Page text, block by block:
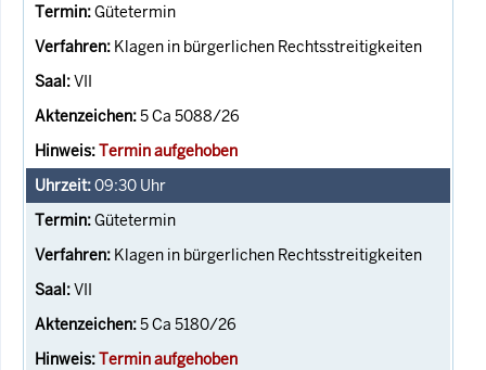
Gütetermin
Klagen in bürgerlichen Rechtsstreitigkeiten
VII
5 Ca 5088/26
Termin aufgehoben
09:30 Uhr
Gütetermin
Klagen in bürgerlichen Rechtsstreitigkeiten
VII
5 Ca 5180/26
Termin aufgehoben